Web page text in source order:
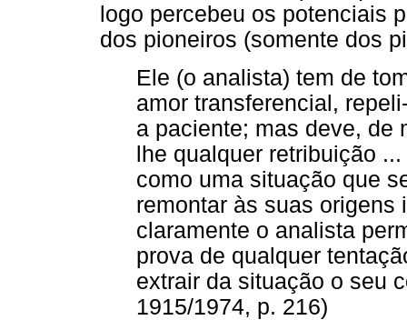
logo percebeu os potenciais
dos pioneiros (somente dos
Ele (o analista) tem de
amor transferencial,
a paciente; mas deve, de
lhe qualquer retribuição
como uma situação que
remontar às suas origens
claramente o analista
prova de qualquer
extrair da situação o seu
1915/1974, p. 216)